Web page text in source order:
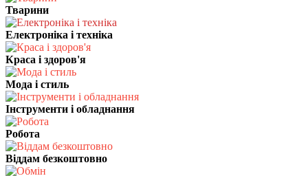
Тварини
Електроніка і техніка
Краса і здоров'я
Мода і стиль
Інструменти і обладнання
Робота
Віддам безкоштовно